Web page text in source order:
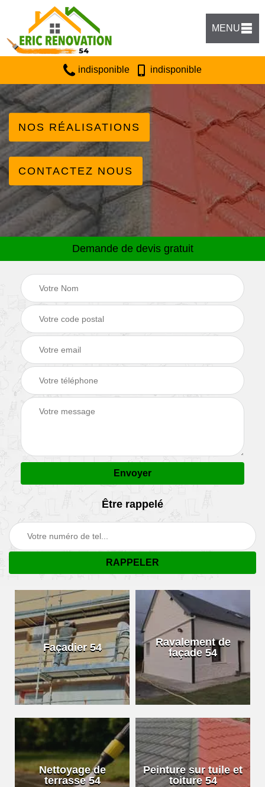
MENU
indisponible indisponible
NOS RÉALISATIONS
CONTACTEZ NOUS
Demande de devis gratuit
Être rappelé
Façadier 54
Ravalement de
façade 54
Nettoyage de
terrasse 54
Peinture sur tuile et
toiture 54